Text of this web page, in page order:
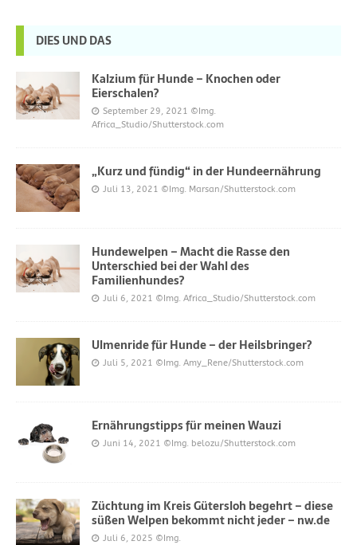
DIES UND DAS
Kalzium für Hunde – Knochen oder
Eierschalen?
September 29, 2021 ©Img.
Africa_Studio/Shutterstock.com
„Kurz und fündig“ in der Hundeernährung
Juli 13, 2021 ©Img. Marsan/Shutterstock.com
Hundewelpen – Macht die Rasse den
Unterschied bei der Wahl des
Familienhundes?
Juli 6, 2021 ©Img. Africa_Studio/Shutterstock.com
Ulmenride für Hunde – der Heilsbringer?
Juli 5, 2021 ©Img. Amy_Rene/Shutterstock.com
Ernährungstipps für meinen Wauzi
Juni 14, 2021 ©Img. belozu/Shutterstock.com
Züchtung im Kreis Gütersloh begehrt – diese
süßen Welpen bekommt nicht jeder – nw.de
Juli 6, 2025 ©Img.